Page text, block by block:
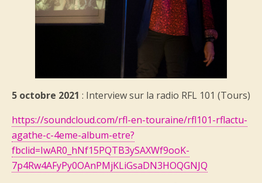
5 octobre 2021 : Interview sur la radio RFL 101 (Tours)
https://soundcloud.com/rfl-en-touraine/rfl101-rflactu-
agathe-c-4eme-album-etre?
fbclid=IwAR0_hNf15PQTB3ySAXWf9ooK-
7p4Rw4AFyPy0OAnPMjKLiGsaDN3HOQGNJQ